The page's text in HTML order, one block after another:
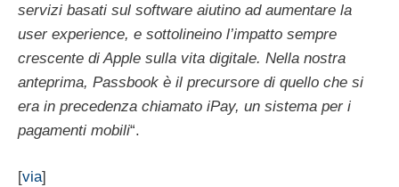
servizi basati sul software aiutino ad aumentare la
user experience, e sottolineino l’impatto sempre
crescente di Apple sulla vita digitale. Nella nostra
anteprima, Passbook è il precursore di quello che si
era in precedenza chiamato iPay, un sistema per i
pagamenti mobili“.
[via]